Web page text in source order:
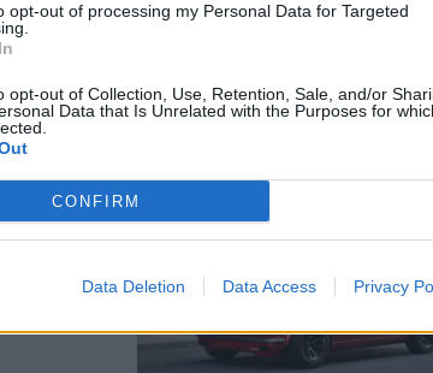
opt-out of processing my Personal Data for Targeted
opt-out of Collection, Use, Retention, Sale, and/or
Data that Is Unrelated with the Purposes for
CONFIRM
Data Deletion Data Access Privacy